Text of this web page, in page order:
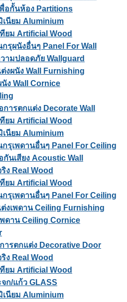
อกั้นห้อง Partitions
เนียม Aluminium
ยม Artificial Wood
รุผนังอื่นๆ Panel For Wall
ามปลอดภัย Wallguard
งผนัง Wall Furnishing
ง Wall Cornice
การตกแต่ง Decorate Wall
ยม Artificial Wood
เนียม Aluminium
กรุเพดานอื่นๆ Panel For Ceiling
กันเสียง Acoustic Wall
ง Real Wood
ยม Artificial Wood
กรุเพดานอื่นๆ Panel For Ceiling
งเพดาน Ceiling Furnishing
พดาน Ceiling Cornice
ารตกแต่ง Decorative Door
ง Real Wood
ยม Artificial Wood
จก/แก้ว GLASS
เนียม Aluminium